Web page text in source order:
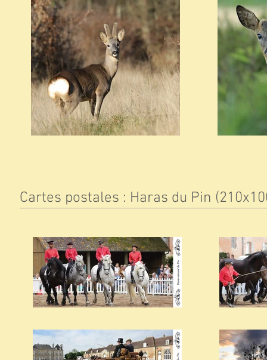
Cartes postales : Haras du Pin